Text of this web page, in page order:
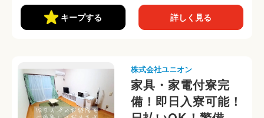
キープする 詳しく見る
株式会社ユニオン
家具・家電付寮完
備！即日入寮可能！